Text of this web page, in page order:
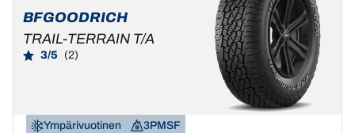
BFGOODRICH
TRAIL-TERRAIN T/A
3/5 (2)
Ympärivuotinen
3PMSF